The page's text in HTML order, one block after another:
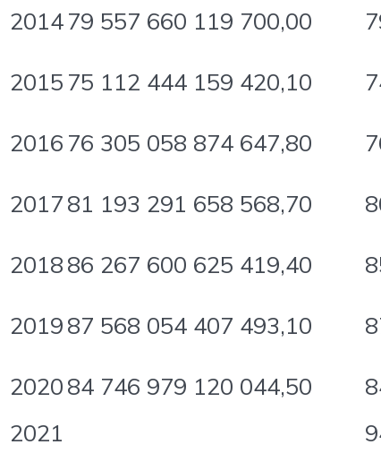
201479 557 660 119 700,00
2015 75 112 444 159 420,10
2016 76 305 058 874 647,80
201781 193 291 658 568,70
201886 267 600 625 419,40
201987 568 054 407 493,10
202084 746 979 120 044,50
2021